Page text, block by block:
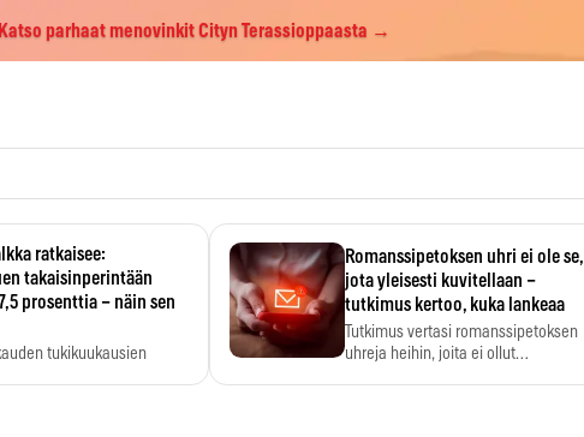
parhaat menovinkit Cityn Terassioppaasta →
ratkaisee:
takaisinperintään
prosenttia – näin sen
tukikuukausien
Romanssipetoksen uhri ei ole se,
jota yleisesti kuvitellaan –
tutkimus kertoo, kuka lankeaa
Tutkimus vertasi romanssipetoksen
uhreja heihin, joita ei ollut…